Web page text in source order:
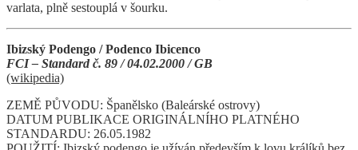
varlata, plně sestouplá v šourku.
Ibizský Podengo / Podenco Ibicenco
FCI – Standard č. 89 / 04.02.2000 / GB
(wikipedia)
ZEMĚ PŮVODU: Španělsko (Baleárské ostrovy)
DATUM PUBLIKACE ORIGINÁLNÍHO PLATNÉHO
STANDARDU: 26.05.1982